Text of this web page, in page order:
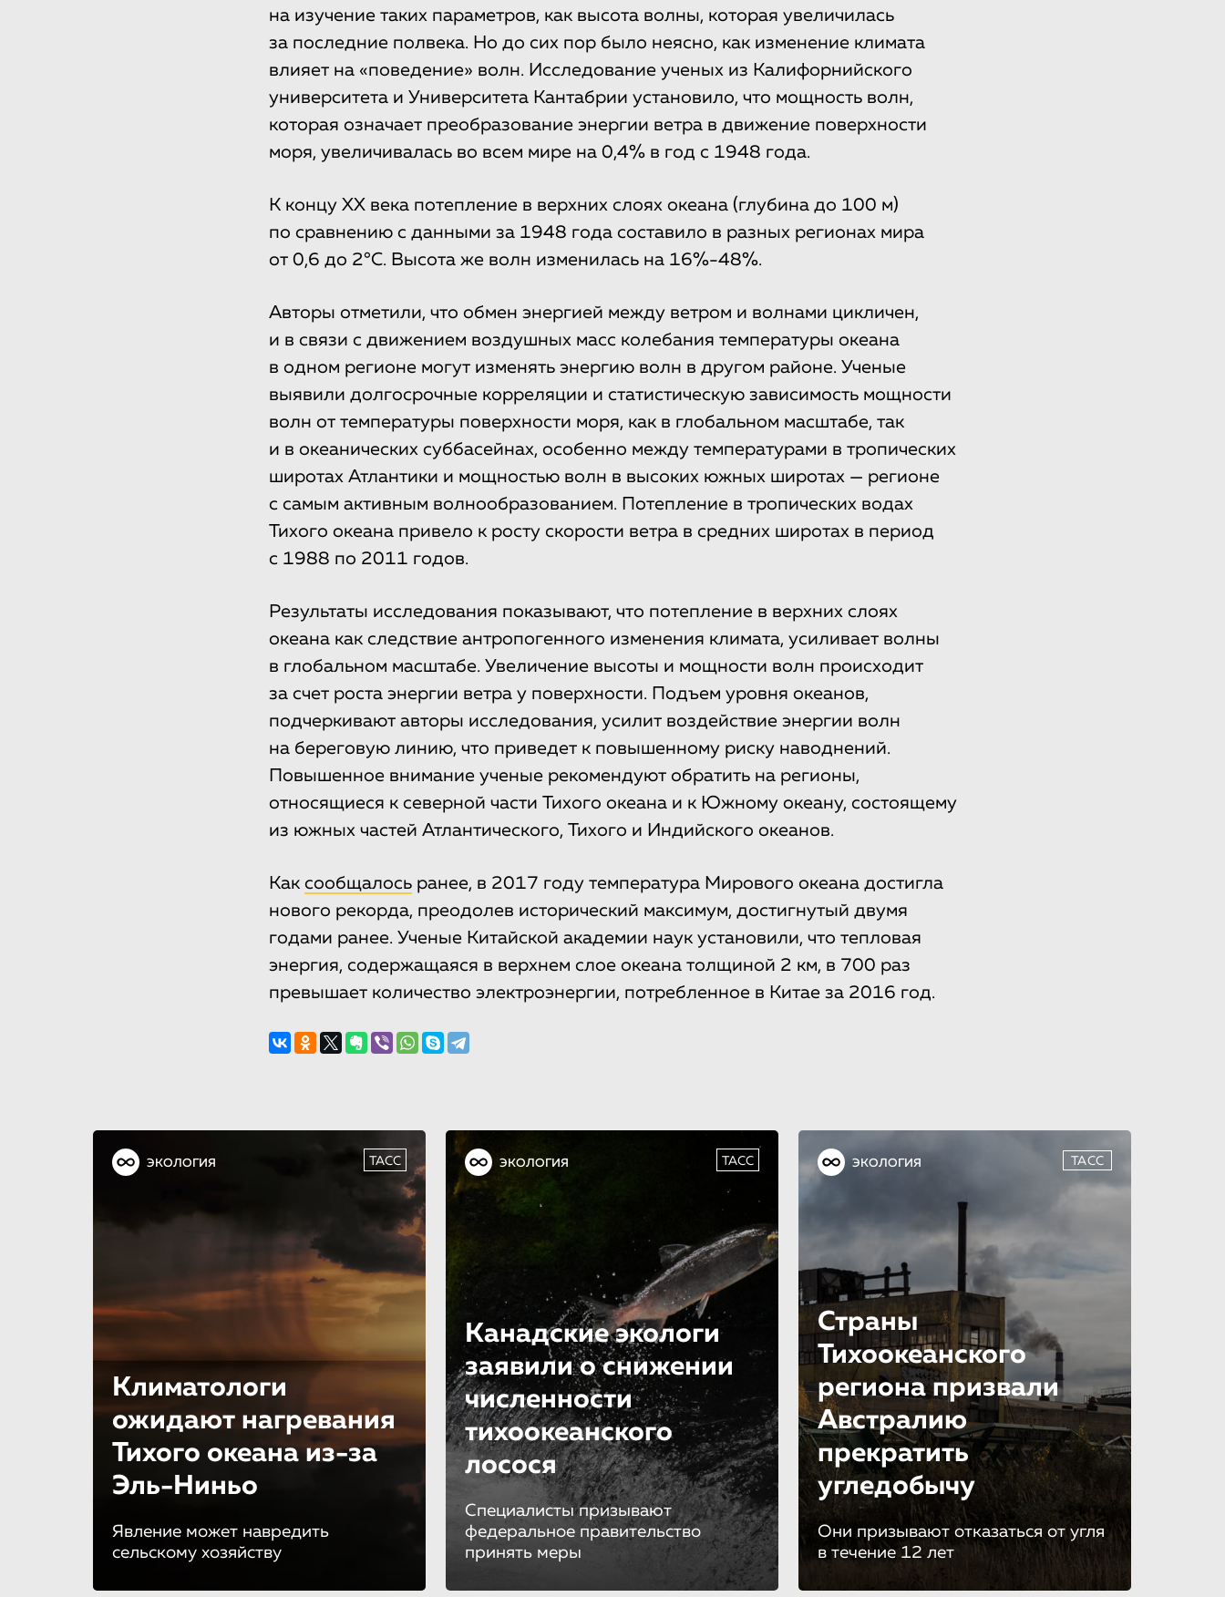
на изучение таких параметров, как высота волны, которая увеличилась
за последние полвека. Но до сих пор было неясно, как изменение климата
влияет на «поведение» волн. Исследование ученых из Калифорнийского
университета и Университета Кантабрии установило, что мощность волн,
которая означает преобразование энергии ветра в движение поверхности
моря, увеличивалась во всем мире на 0,4% в год с 1948 года.
К концу ХХ века потепление в верхних слоях океана (глубина до 100 м)
по сравнению с данными за 1948 года составило в разных регионах мира
от 0,6 до 2°С. Высота же волн изменилась на 16%-48%.
Авторы отметили, что обмен энергией между ветром и волнами цикличен,
и в связи с движением воздушных масс колебания температуры океана
в одном регионе могут изменять энергию волн в другом районе. Ученые
выявили долгосрочные корреляции и статистическую зависимость мощности
волн от температуры поверхности моря, как в глобальном масштабе, так
и в океанических суббасейнах, особенно между температурами в тропических
широтах Атлантики и мощностью волн в высоких южных широтах — регионе
с самым активным волнообразованием. Потепление в тропических водах
Тихого океана привело к росту скорости ветра в средних широтах в период
с 1988 по 2011 годов.
Результаты исследования показывают, что потепление в верхних слоях
океана как следствие антропогенного изменения климата, усиливает волны
в глобальном масштабе. Увеличение высоты и мощности волн происходит
за счет роста энергии ветра у поверхности. Подъем уровня океанов,
подчеркивают авторы исследования, усилит воздействие энергии волн
на береговую линию, что приведет к повышенному риску наводнений.
Повышенное внимание ученые рекомендуют обратить на регионы,
относящиеся к северной части Тихого океана и к Южному океану, состоящему
из южных частей Атлантического, Тихого и Индийского океанов.
Как сообщалосьранее, в 2017 году температура Мирового океана достигла
нового рекорда, преодолев исторический максимум, достигнутый двумя
годами ранее. Ученые Китайской академии наук установили, что тепловая
энергия, содержащаяся в верхнем слое океана толщиной 2 км, в 700 раз
превышает количество электроэнергии, потребленное в Китае за 2016 год.
ЭКОЛОГИЯ ТАСС
Климатологи
ожидают нагревания
Тихого океана из-за
Эль-Ниньо
Явление может навредить
сельскому хозяйству
ЭКОЛОГИЯ ТАСС
Канадские экологи
заявили о снижении
численности
тихоокеанско­го
лосося
Специалисты призывают
федеральное правительство
принять меры
ЭКОЛОГИЯ ТАСС
Страны
Тихоокеанско­го
региона призвали
Австралию
прекратить
угледобычу
Они призывают отказаться от угля
в течение 12 лет